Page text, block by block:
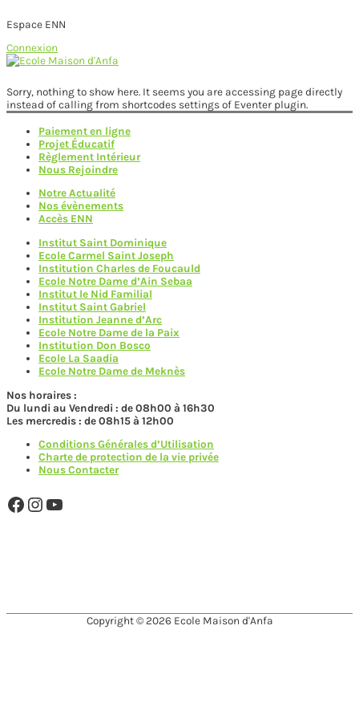
Espace ENN
Connexion
Skip
Menu
Sorry, nothing to show here. It seems you are accessing page directly
instead of calling from shortcodes settings of Eventer plugin.
Paiement en ligne
Projet Éducatif
Règlement Intérieur
Nous Rejoindre
Notre Actualité
Nos évènements
Accès ENN
Institut Saint Dominique
Ecole Carmel Saint Joseph
Institution Charles de Foucauld
Ecole Notre Dame d’Ain Sebaa
Institut le Nid Familial
Institut Saint Gabriel
Institution Jeanne d’Arc
Ecole Notre Dame de la Paix
Institution Don Bosco
Ecole La Saadia
Ecole Notre Dame de Meknès
Nos horaires :
Du lundi au Vendredi : de 08h00 à 16h30
Les mercredis : de 08h15 à 12h00
Conditions Générales d’Utilisation
Charte de protection de la vie privée
Nous Contacter
Facebook
Instagram
YouTube
Copyright © 2026 Ecole Maison d'Anfa